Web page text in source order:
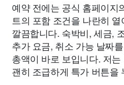
예약 전에는 공식 홈페이지
트의 포함 조건을 나란히
깔끔합니다. 숙박비, 세금,
추가 요금, 취소 가능 날짜
총액이 바로 보입니다. 저
괜히 조급하게 특가 버튼을